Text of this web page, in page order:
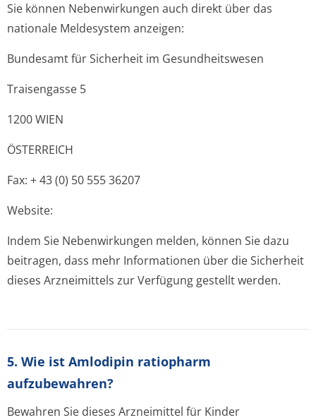
Sie können Nebenwirkungen auch direkt über das
nationale Meldesystem anzeigen:
Bundesamt für Sicherheit im Gesundheitswesen
Traisengasse 5
1200 WIEN
ÖSTERREICH
Fax: + 43 (0) 50 555 36207
Website:
Indem Sie Nebenwirkungen melden, können Sie dazu
beitragen, dass mehr Informationen über die Sicherheit
dieses Arzneimittels zur Verfügung gestellt werden.
5. Wie ist Amlodipin ratiopharm
aufzubewahren?
Bewahren Sie dieses Arzneimittel für Kinder